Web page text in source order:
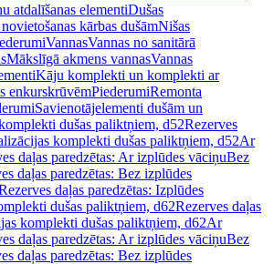
atdalīšanas elementiDušas
kārbas dušāmNišas
VannasVannas no sanitārā
Mākslīgā akmens vannasVannas
Kāju komplekti un komplekti ar
enkurskrūvēmPiederumiRemonta
Savienotājelementi dušām un
dušas paliktņiem, d52Rezerves
komplekti dušas paliktņiem, d52Ar
daļas paredzētas: Ar izplūdes vāciņuBez
daļas paredzētas: Bez izplūdes
daļas paredzētas: Izplūdes
dušas paliktņiem, d62Rezerves daļas
komplekti dušas paliktņiem, d62Ar
daļas paredzētas: Ar izplūdes vāciņuBez
daļas paredzētas: Bez izplūdes